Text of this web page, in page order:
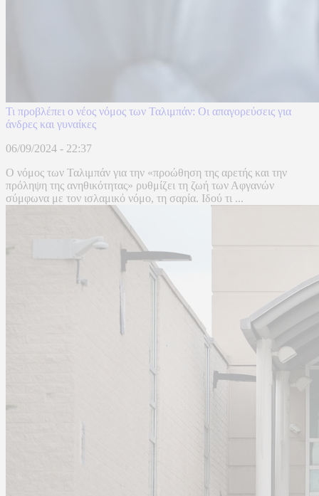
Τι προβλέπει ο νέος νόμος των Ταλιμπάν: Οι απαγορεύσεις για
άνδρες και γυναίκες
06/09/2024 - 22:37
Ο νόμος των Ταλιμπάν για την «προώθηση της αρετής και την
πρόληψη της ανηθικότητας» ρυθμίζει τη ζωή των Αφγανών
σύμφωνα με τον ισλαμικό νόμο, τη σαρία. Ιδού τι ...